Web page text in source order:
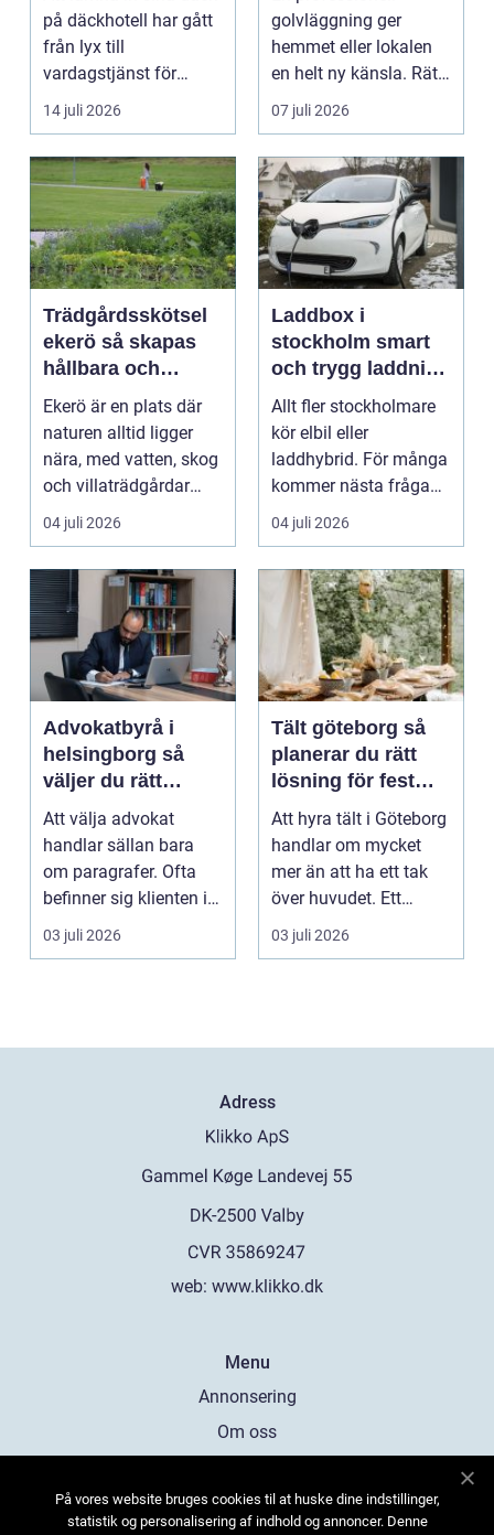
på däckhotell har gått
från lyx till
vardagstjänst för
många bilägare. I
Hels...
14 juli 2026
golvläggning ger
hemmet eller lokalen
en helt ny känsla. Rätt
materi...
07 juli 2026
Trädgårdsskötsel
ekerö så skapas
hållbara och
vackra utemiljöer
året runt
Ekerö är en plats där
naturen alltid ligger
nära, med vatten, skog
och villaträdgårdar
som ramar in ...
04 juli 2026
Laddbox i
stockholm smart
och trygg laddning
hemma och på
jobbet
Allt fler stockholmare
kör elbil eller
laddhybrid. För många
kommer nästa fråga
direkt: hur laddar m...
04 juli 2026
Advokatbyrå i
helsingborg så
väljer du rätt
juridiskt stöd
Att välja advokat
handlar sällan bara
om paragrafer. Ofta
befinner sig klienten i
en utsatt situatio...
03 juli 2026
Tält göteborg så
planerar du rätt
lösning för fest
och event
Att hyra tält i Göteborg
handlar om mycket
mer än att ha ett tak
över huvudet. Ett
genomtänkt tält s...
03 juli 2026
Adress
web: www.klikko.dk
Menu
Annonsering
Om oss
Kontakta oss
På vores website bruges cookies til at huske dine indstillinger,
statistik og personalisering af indhold og annoncer. Denne